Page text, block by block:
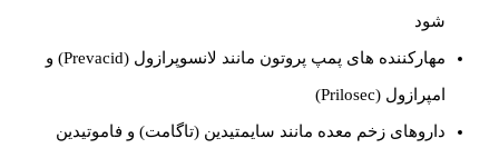
شود
مهارکننده های پمپ پروتون مانند لانسوپرازول (Prevacid) و
امپرازول (Prilosec)
داروهای زخم معده مانند سایمتیدین (تاگامت) و فاموتیدین